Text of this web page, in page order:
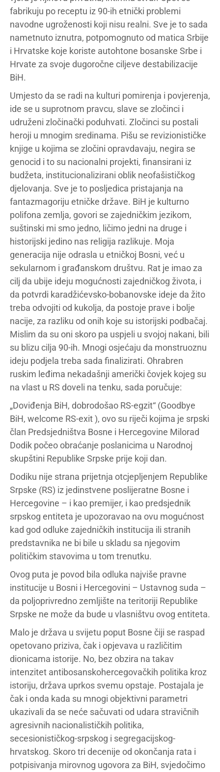
fabrikuju po receptu iz 90-ih etnički problemi
navodne ugroženosti koji nisu realni. Sve je to sada
nametnuto iznutra, potpomognuto od matica Srbije
i Hrvatske koje koriste autohtone bosanske Srbe i
Hrvate za svoje dugoročne ciljeve destabilizacije
BiH.
Umjesto da se radi na kulturi pomirenja i povjerenja,
ide se u suprotnom pravcu, slave se zločinci i
udruženi zločinački poduhvati. Zločinci su postali
heroji u mnogim sredinama. Pišu se revizionističke
knjige u kojima se zločini opravdavaju, negira se
genocid i to su nacionalni projekti, finansirani iz
budžeta, institucionalizirani oblik neofašističkog
djelovanja. Sve je to posljedica pristajanja na
fantazmagoriju etničke države. BiH je kulturno
polifona zemlja, govori se zajedničkim jezikom,
suštinski mi smo jedno, ličimo jedni na druge i
historijski jedino nas religija razlikuje. Moja
generacija nije odrasla u etničkoj Bosni, već u
sekularnom i građanskom društvu. Rat je imao za
cilj da ubije ideju mogućnosti zajedničkog života, i
da potvrdi karadžićevsko-bobanovske ideje da žito
treba odvojiti od kukolja, da postoje prave i bolje
nacije, za razliku od onih koje su istorijski podbačaj.
Mislim da su oni skoro pa uspjeli u svojoj nakani, bili
su blizu cilja 90-ih. Mnogi osjećaju da monstruoznu
ideju podjela treba sada finalizirati. Ohrabren
ruskim leđima nekadašnji američki čovjek kojeg su
na vlast u RS doveli na tenku, sada poručuje:
„Doviđenja BiH, dobrodošao RS-egzit“ (Goodbye
BiH, welcome RS-exit ), ovo su riječi kojima je srpski
član Predsjedništva Bosne i Hercegovine Milorad
Dodik počeo obraćanje poslanicima u Narodnoj
skupštini Republike Srpske prije koji dan.
Dodiku nije strana prijetnja otcjepljenjem Republike
Srpske (RS) iz jedinstvene poslijeratne Bosne i
Hercegovine – i kao premijer, i kao predsjednik
srpskog entiteta je upozoravao na ovu mogućnost
kad god odluke zajedničkih institucija ili stranih
predstavnika ne bi bile u skladu sa njegovim
političkim stavovima u tom trenutku.
Ovog puta je povod bila odluka najviše pravne
institucije u Bosni i Hercegovini – Ustavnog suda –
da poljoprivredno zemljište na teritoriji Republike
Srpske ne može da bude u vlasništvu ovog entiteta.
Malo je država u svijetu poput Bosne čiji se raspad
opetovano priziva, čak i opjevava u različitim
dionicama istorije. No, bez obzira na takav
intenzitet antibosanskohercegovačkih politika kroz
istoriju, država uprkos svemu opstaje. Postajala je
čak i onda kada su mnogi objektivni parametri
ukazivali da se neće sačuvati od udara stravičnih
agresivnih nacionalističkih politika,
secesionističkog-srpskog i segregacijskog-
hrvatskog. Skoro tri decenije od okončanja rata i
potpisivanja mirovnog ugovora za BiH, svjedočimo